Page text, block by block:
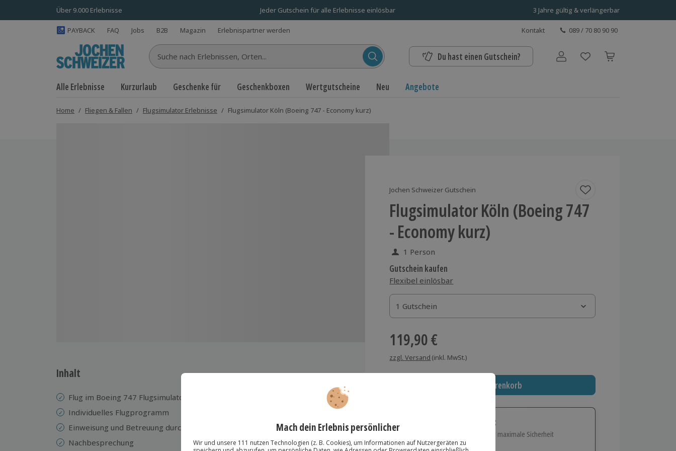
Über 9.000 Erlebnisse Jeder Gutschein für alle Erlebnisse einlösbar 3 Jahre gültig & verlängerbar
PAYBACK FAQ Jobs B2B Magazin Erlebnispartner werden Kontakt 089 / 70 80 90 90
Suche nach Erlebnissen... Du hast einen Gutschein? Benutzerkonto
Alle Erlebnisse Kurzurlaub Geschenke für Geschenkboxen Wertgutscheine Neu Angebote
Home / Fliegen & Fallen / Flugsimulator Erlebnisse / Flugsimulator Köln (Boeing 747 - Economy kurz)
Jochen Schweizer Gutschein
Flugsimulator Köln (Boeing 747
- Economy kurz)
1 Person
Gutschein kaufen
Flexibel einlösbar
1 Gutschein
1 Gutschein
1 Gutschein
119,90 €
zzgl. Versand (inkl. MwSt.)
In den Warenkorb
Immer das richtige Geschenk:
Große Auswahl, volle Flexibilität und maximale Sicherheit
Inhalt
Flug im Boeing 747 Flugsimulator
Individuelles Flugprogramm
Einweisung und Betreuung durch einen erfahrenen Instruktor
Nachbesprechung